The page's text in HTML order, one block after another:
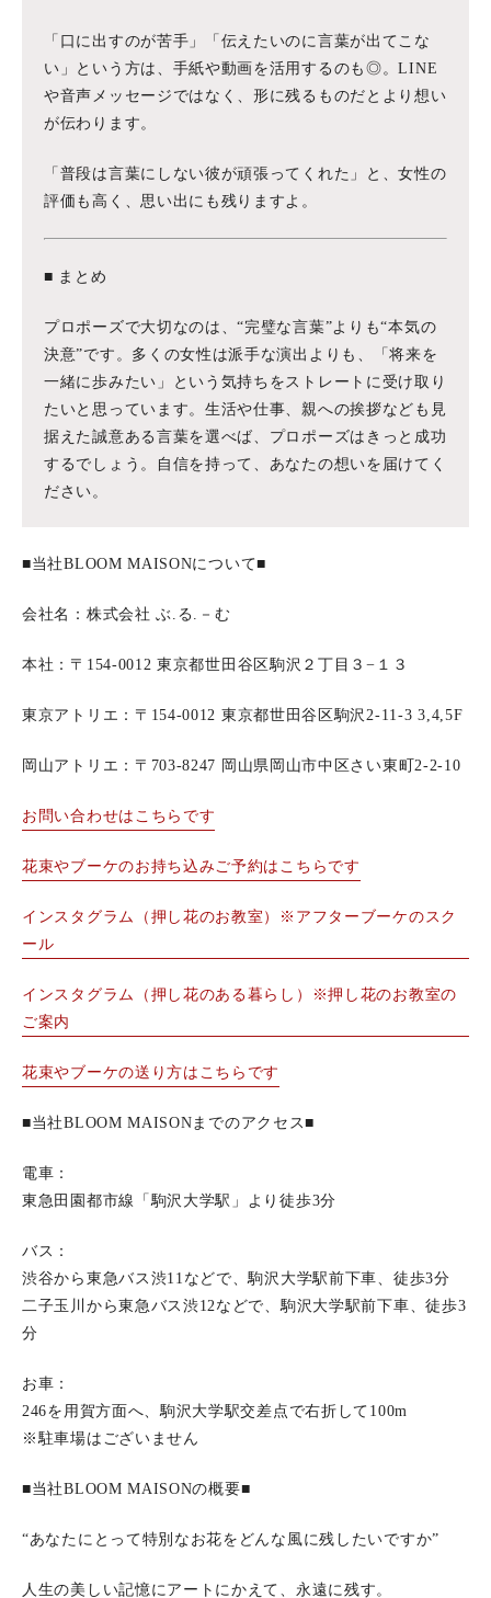
「口に出すのが苦手」「伝えたいのに言葉が出てこな
い」という方は、手紙や動画を活用するのも◎。LINE
や音声メッセージではなく、形に残るものだとより想い
が伝わります。
「普段は言葉にしない彼が頑張ってくれた」と、女性の
評価も高く、思い出にも残りますよ。
■ まとめ
プロポーズで大切なのは、“完璧な言葉”よりも“本気の
決意”です。多くの女性は派手な演出よりも、「将来を
一緒に歩みたい」という気持ちをストレートに受け取り
たいと思っています。生活や仕事、親への挨拶なども見
据えた誠意ある言葉を選べば、プロポーズはきっと成功
するでしょう。自信を持って、あなたの想いを届けてく
ださい。
■当社BLOOM MAISONについて■
会社名：株式会社 ぶ.る.－む
本社：〒154-0012 東京都世田谷区駒沢２丁目３−１３
東京アトリエ：〒154-0012 東京都世田谷区駒沢2-11-3 3,4,5F
岡山アトリエ：〒703-8247 岡山県岡山市中区さい東町2-2-10
お問い合わせはこちらです
花束やブーケのお持ち込みご予約はこちらです
インスタグラム（押し花のお教室）※アフターブーケのスク
ール
インスタグラム（押し花のある暮らし）※押し花のお教室の
ご案内
花束やブーケの送り方はこちらです
■当社BLOOM MAISONまでのアクセス■
電車：
東急田園都市線「駒沢大学駅」より徒歩3分
バス：
渋谷から東急バス渋11などで、駒沢大学駅前下車、徒歩3分
二子玉川から東急バス渋12などで、駒沢大学駅前下車、徒歩3
分
お車：
246を用賀方面へ、駒沢大学駅交差点で右折して100m
※駐車場はございません
■当社BLOOM MAISONの概要■
“あなたにとって特別なお花をどんな風に残したいですか”
人生の美しい記憶にアートにかえて、永遠に残す。